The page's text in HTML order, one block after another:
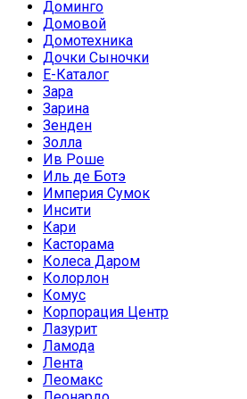
Доминго
Домовой
Домотехника
Дочки Сыночки
Е-Каталог
Зара
Зарина
Зенден
Золла
Ив Роше
Иль де Ботэ
Империя Сумок
Инсити
Кари
Касторама
Колеса Даром
Колорлон
Комус
Корпорация Центр
Лазурит
Ламода
Лента
Леомакс